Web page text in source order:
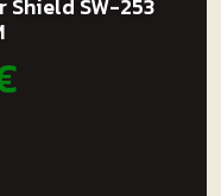
Shield SW-253